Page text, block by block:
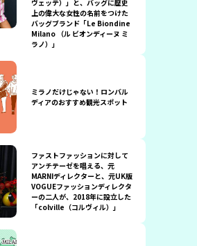
ヴェッテ）」と、バッグに歴史
上の偉大な女性の名前をつけた
バッグブランド「Le Biondine
Milano （ル ビオンディーヌ ミ
ラノ）」
ミラノだけじゃない！ロンバル
ディアのおすすめ観光スポット
ファストファッションに対して
アンチテーゼを唱える、元
MARNIディレクターと、元UK版
VOGUEファッションディレクタ
ーの二人が、2018年に設立した
「colville（コルヴィル）」